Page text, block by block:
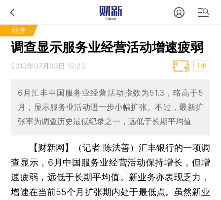
经济
调查显示服务业经营活动增速疲弱
2013年07月03日 10:23 T中
6月汇丰中国服务业经营活动指数为51.3，略高于5
月，显示服务业活动进一步小幅扩张。不过，最新扩
张率为调查历史最低纪录之一，远低于长期平均值
【财新网】（记者 陈法善） 汇丰银行的一项调
查显示，6月中国服务业经营活动保持增长，但增
速疲弱，远低于长期平均值。新业务亦表现乏力，
增速在当前55个月扩张期内处于最低点。虽然新业